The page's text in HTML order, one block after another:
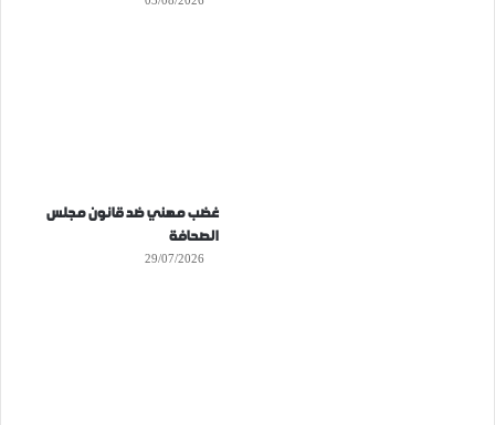
غضب مهني ضد قانون مجلس
الصحافة
29/07/2026